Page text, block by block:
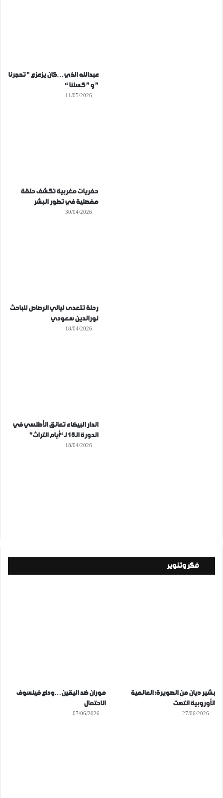
عبدالله الذي…كان يزعزع ” تحجرنا
” و ” كسلنا “
11/05/2026
حفريات مغربية تكشف حلقة
مفصلية في تطور البشر
30/04/2026
رحلة تتعدى ليالي الرصاص للباحث
نورالدين سعودي
18/04/2026
الدار البيضاء تعانق الأطلسي في
الدورة الـ15 لـ “أيام التراث”
18/04/2026
فكر وتنوير
بشير ديان من الصويرة: العالمية
الأوروبية انتهت
27/06/2026
موران ضد اليقين…وداع فيلسوف
الاحتمال
07/06/2026